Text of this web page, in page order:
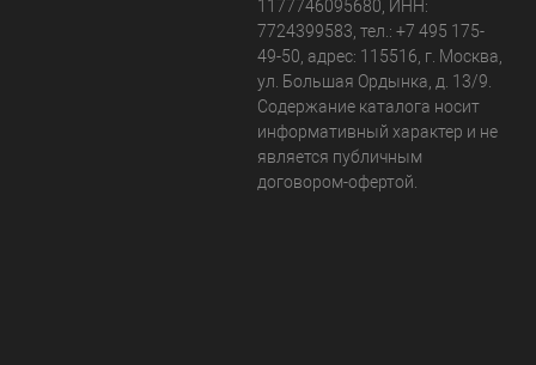
1177746095680, ИНН:
7724399583, тел.: +7 495 175-
49-50, адрес: 115516, г. Москва,
ул. Большая Ордынка, д. 13/9.
Содержание каталога носит
информативный характер и не
является публичным
договором-офертой.